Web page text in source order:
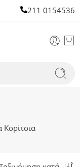
211 0154536
Κορίτσια